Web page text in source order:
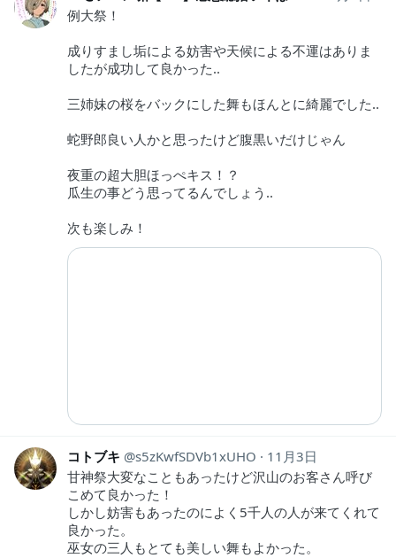
例大祭！
成りすまし垢による妨害や天候による不運はありま
したが成功して良かった..
三姉妹の桜をバックにした舞もほんとに綺麗でした..
蛇野郎良い人かと思ったけど腹黒いだけじゃん
夜重の超大胆ほっぺキス！？
瓜生の事どう思ってるんでしょう..
次も楽しみ！
コトブキ s5zKwfSDVb1xUHO
11月3日
甘神祭大変なこともあったけど沢山のお客さん呼び
こめて良かった！
しかし妨害もあったのによく5千人の人が来てくれて
良かった。
巫女の三人もとても美しい舞もよかった。